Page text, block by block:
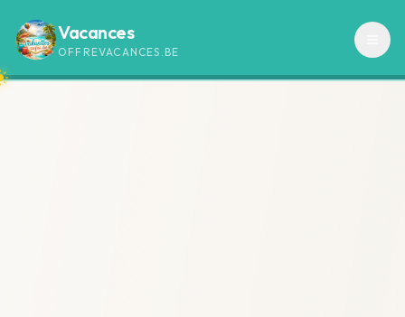
Vacances
OFFREVACANCES.BE